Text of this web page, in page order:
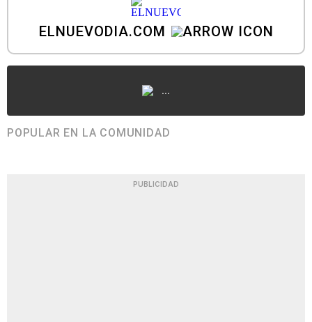
ELNUEVODIA.COM
...
POPULAR EN LA COMUNIDAD
PUBLICIDAD